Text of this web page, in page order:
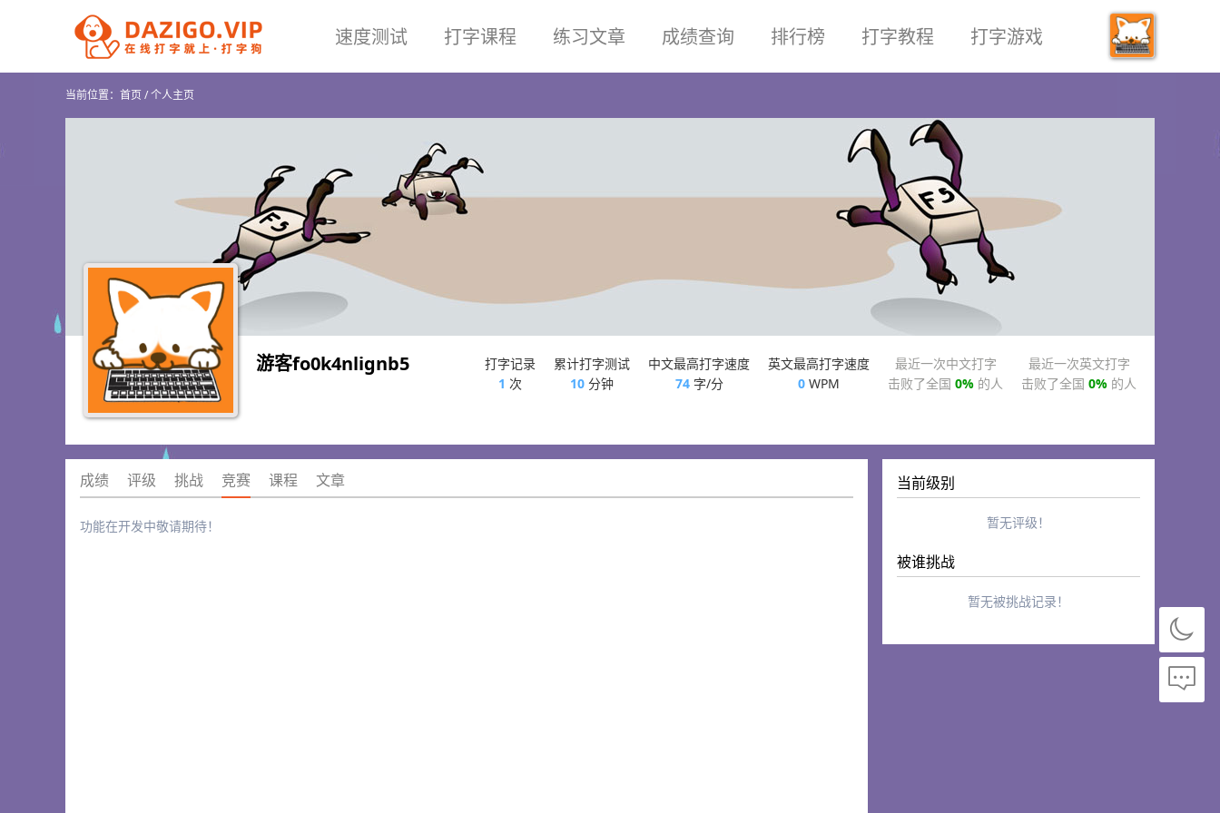
速度测试 打字课程 练习文章 成绩查询 排行榜 打字教程 打字游戏
当前位置： 首页/个人主页
游客fo0k4nlignb5
打字记录
1 次
累计打字测试
10 分钟
中文最高打字速度
74字/分
英文最高打字速度
0 WPM
最近一次中文打字
击败了全国 0% 的人
最近一次英文打字
击败了全国 0% 的人
成绩 评级 挑战 竞赛 课程 文章
功能在开发中敬请期待！
当前级别
暂无评级！
被谁挑战
暂无被挑战记录！